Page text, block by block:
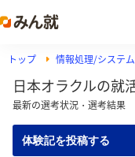
トップ 情報処理/システム
日本オラクルの就
最新の選考状況・選考結果
体験記を投稿する